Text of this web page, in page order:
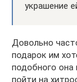
украшение
Довольно
подарок им
подобного она
пойти на